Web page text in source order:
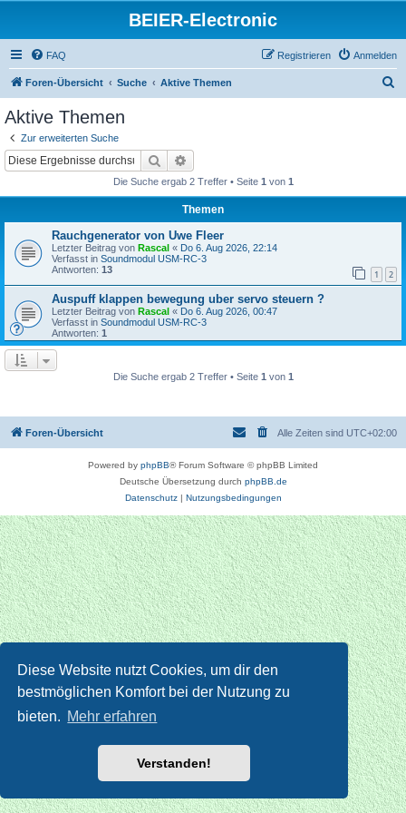
Diese Website nutzt Cookies, um dir den
bestmöglichen Komfort bei der Nutzung zu
bieten. Mehr erfahren
Verstanden!
BEIER-Electronic
FAQ Anmelden
Registrieren
Foren-Übersicht Suche Aktive Themen
Aktive Themen
Zur erweiterten Suche
Suche
Die Suche ergab 2 Treffer • Seite 1 von 1
Themen
Rauchgenerator von Uwe Fleer
Letzter Beitrag von Rascal « Do 6. Aug 2026, 22:14
Verfasst in Soundmodul USM-RC-3
Antworten: 13 1 2
Auspuff klappen bewegung uber servo steuern ?
Letzter Beitrag von Rascal « Do 6. Aug 2026, 00:47
Verfasst in Soundmodul USM-RC-3
Antworten: 1
Die Suche ergab 2 Treffer • Seite 1 von 1
Foren-Übersicht Alle Zeiten sind UTC+02:00
Powered by phpBB® Forum Software © phpBB Limited
Deutsche Übersetzung durch phpBB.de
Datenschutz| Nutzungsbedingungen